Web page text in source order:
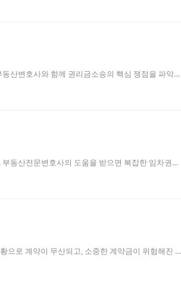
산변호사와 함께 권리금소송의 핵심 쟁점을 파악하
동산전문변호사의 도움을 받으면 복잡한 임차권등
으로 계약이 무산되고, 소중한 계약금이 위험해진 상